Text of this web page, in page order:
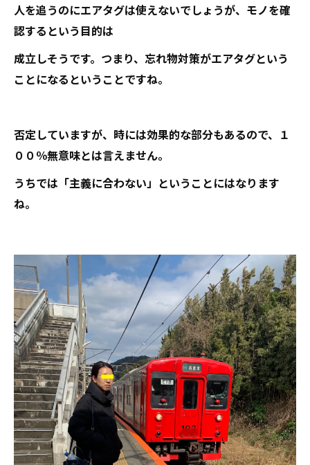
人を追うのにエアタグは使えないでしょうが、モノを確
認するという目的は
成立しそうです。つまり、忘れ物対策がエアタグという
ことになるということですね。
否定していますが、時には効果的な部分もあるので、１
００％無意味とは言えません。
うちでは「主義に合わない」ということにはなります
ね。